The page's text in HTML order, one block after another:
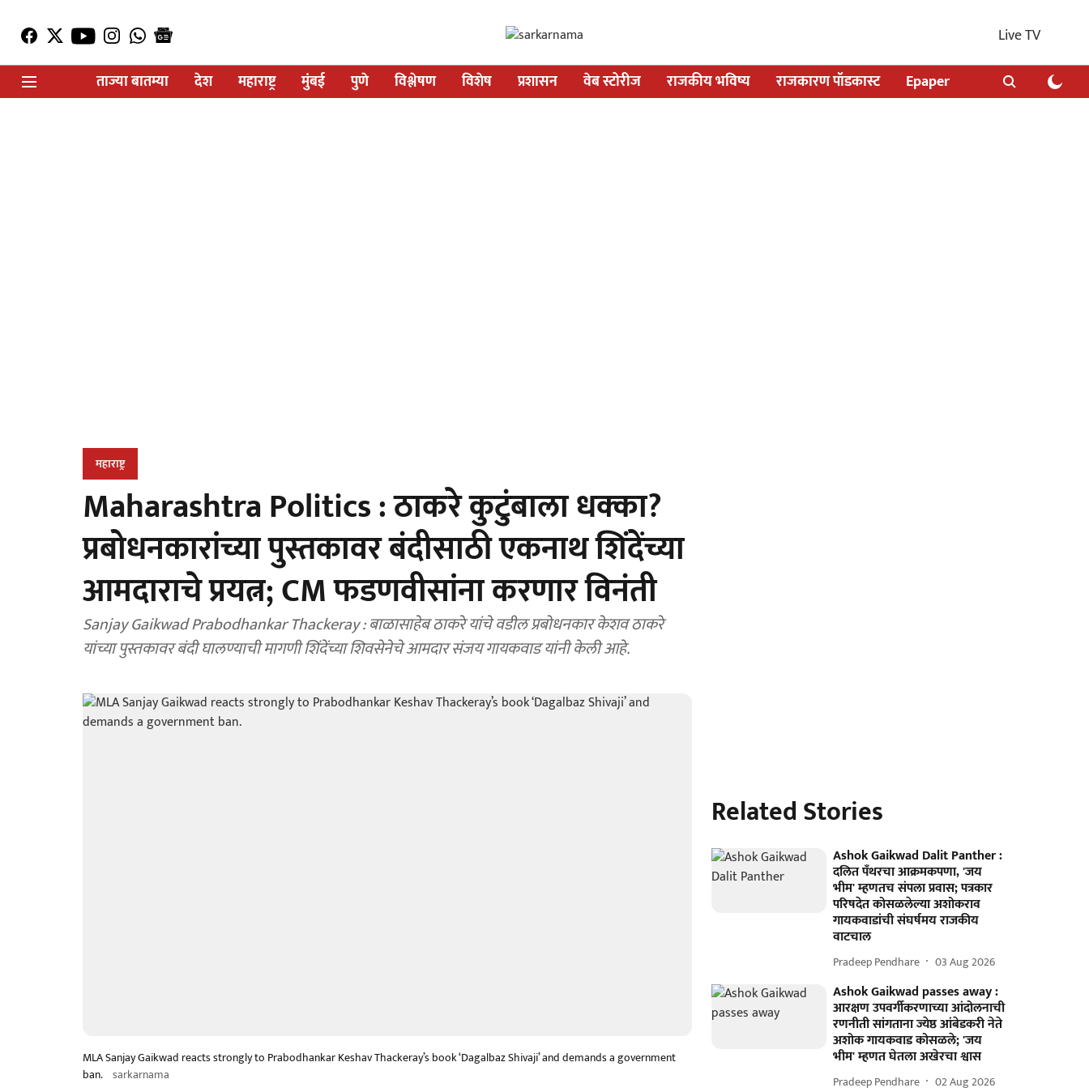
Live TV
ताज्या बातम्या
देश महाराष्ट्र मुंबई पुणे विश्लेषण विशेष प्रशासन वेब स्टोरीज राजकीय भविष्य राजकारण पॉडकास्ट Epaper
महाराष्ट्र
Maharashtra Politics : ठाकरे कुटुंबाला धक्का?
प्रबोधनकारांच्या पुस्तकावर बंदीसाठी एकनाथ शिंदेंच्या
आमदाराचे प्रयत्न; CM फडणवीसांना करणार विनंती
Sanjay Gaikwad Prabodhankar Thackeray : बाळासाहेब ठाकरे यांचे वडील प्रबोधनकार केशव ठाकरे
यांच्या पुस्तकावर बंदी घालण्याची मागणी शिंदेंच्या शिवसेनेचे आमदार संजय गायकवाड यांनी केली आहे.
MLA Sanjay Gaikwad reacts strongly to Prabodhankar Keshav Thackeray’s book ‘Dagalbaz Shivaji’ and demands a government
ban. sarkarnama
Related Stories
Ashok Gaikwad Dalit Panther :
दलित पँथरचा आक्रमकपणा, 'जय
भीम' म्हणतच संपला प्रवास; पत्रकार
परिषदेत कोसळलेल्या अशोकराव
गायकवाडांची संघर्षमय राजकीय
वाटचाल
Pradeep Pendhare 03 Aug 2026
Ashok Gaikwad passes away :
आरक्षण उपवर्गीकरणाच्या आंदोलनाची
रणनीती सांगताना ज्येष्ठ आंबेडकरी नेते
अशोक गायकवाड कोसळले; 'जय
भीम' म्हणत घेतला अखेरचा श्वास
Pradeep Pendhare 02 Aug 2026